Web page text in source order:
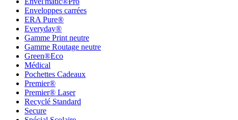
Enveloppes carrées
ERA Pure®
Everyday®
Gamme Print neutre
Gamme Routage neutre
Green®Eco
Médical
Pochettes Cadeaux
Premier®
Premier® Laser
Recyclé Standard
Secure